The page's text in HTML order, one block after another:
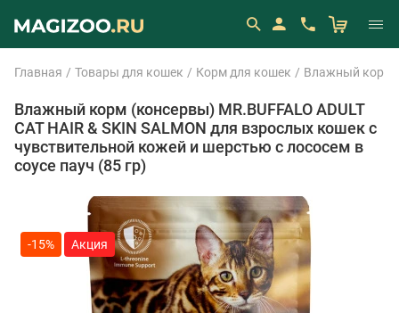
Главная Товары для кошек Корм для кошек Влажный корм
Влажный корм (консервы) MR.BUFFALO ADULT
CAT HAIR & SKIN SALMON для взрослых кошек с
чувствительной кожей и шерстью с лососем в
соусе пауч (85 гр)
-15%